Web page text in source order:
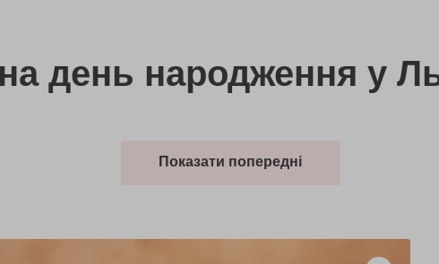
день народження у
Показати попередні